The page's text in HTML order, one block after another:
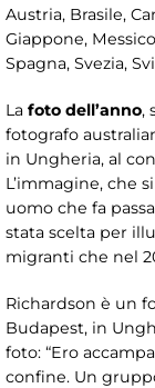
Austria, Brasile,
Giappone,
Spagna, Svezia,
La foto dell’anno,
fotografo
in Ungheria, al
L’immagine, che
uomo che fa
stata scelta per
migranti che nel
Richardson è un
Budapest, in
foto: “Ero
confine. Un